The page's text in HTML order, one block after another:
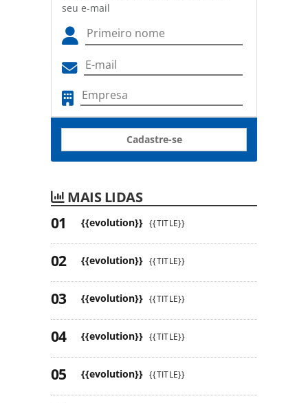
seu e-mail
Cadastre-se
MAIS LIDAS
{{evolution}} {{TITLE}}
{{evolution}} {{TITLE}}
{{evolution}} {{TITLE}}
{{evolution}} {{TITLE}}
{{evolution}} {{TITLE}}